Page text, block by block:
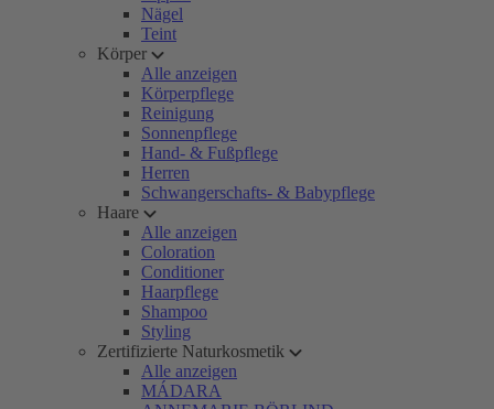
Nägel
Teint
Körper
Alle anzeigen
Körperpflege
Reinigung
Sonnenpflege
Hand- & Fußpflege
Herren
Schwangerschafts- & Babypflege
Haare
Alle anzeigen
Coloration
Conditioner
Haarpflege
Shampoo
Styling
Zertifizierte Naturkosmetik
Alle anzeigen
MÁDARA